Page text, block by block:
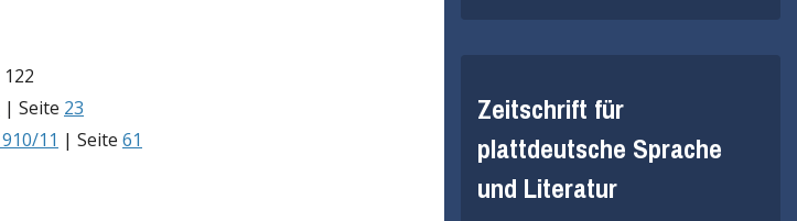
| Seite 23
11 | Seite 61
Zeitschrift für
plattdeutsche Sprache
und Literatur